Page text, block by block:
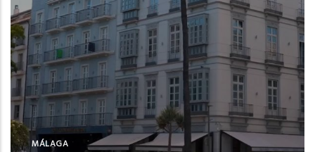
MÁLAGA